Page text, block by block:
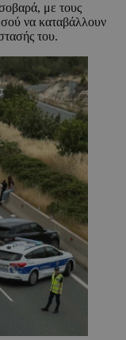
με τους
να καταβάλλουν
του.